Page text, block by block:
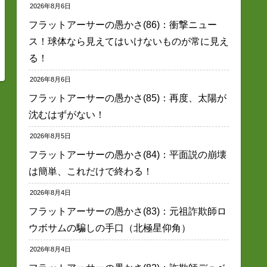
2026年8月6日
フラットアーサーの愚かさ(86)：衝撃ニュー
ス！球体なら見えてはいけないものが常に見え
る！
2026年8月6日
フラットアーサーの愚かさ(85)：再度、太陽が
沈むはずがない！
2026年8月5日
フラットアーサーの愚かさ(84)：平面説の崩壊
は簡単、これだけで終わる！
2026年8月4日
フラットアーサーの愚かさ(83)：元祖詐欺師ロ
ウボサムの騙しの手口（北極星仰角）
2026年8月4日